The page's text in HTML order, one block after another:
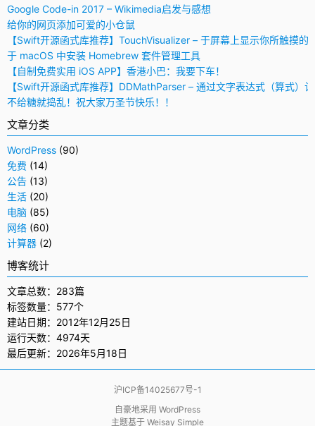
Google Code-in 2017 – Wikimedia启发与感想
给你的网页添加可爱的小仓鼠
【Swift开源函式库推荐】TouchVisualizer – 于屏幕上显示你所触摸的
于 macOS 中安装 Homebrew 套件管理工具
【自制免费实用 iOS APP】香港小巴：我要下车！
【Swift开源函式库推荐】DDMathParser – 通过文字表达式（算式）
不给糖就捣乱！祝大家万圣节快乐！！
文章分类
WordPress (90)
免费 (14)
公告 (13)
生活 (20)
电脑 (85)
网络 (60)
计算器 (2)
博客统计
文章总数：283篇
标签数量：577个
建站日期：2012年12月25日
运行天数：4974天
最后更新：2026年5月18日
沪ICP备14025677号-1
自豪地采用 WordPress
主题基于 Weisay Simple